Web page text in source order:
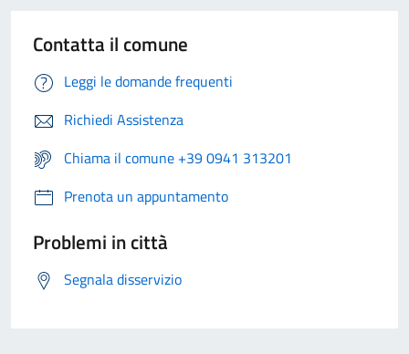
Contatta il comune
Leggi le domande frequenti
Richiedi Assistenza
Chiama il comune +39 0941 313201
Prenota un appuntamento
Problemi in città
Segnala disservizio